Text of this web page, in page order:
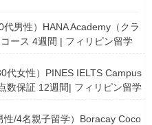
男性）HANA Academy（クラ
ース 4週間 | フィリピン留学
代女性）PINES IELTS Campus
数保証 12週間| フィリピン留学
性/4名親子留学）Boracay Coco